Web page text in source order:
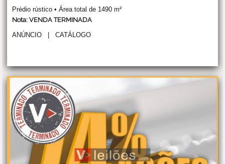
Prédio rústico • Área total de 1490 m²
Nota: VENDA TERMINADA
ANÚNCIO |CATÁLOGO